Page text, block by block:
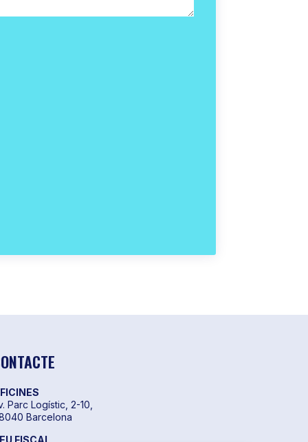
Parc Logístic, 2-10,
Barcelona
FISCAL